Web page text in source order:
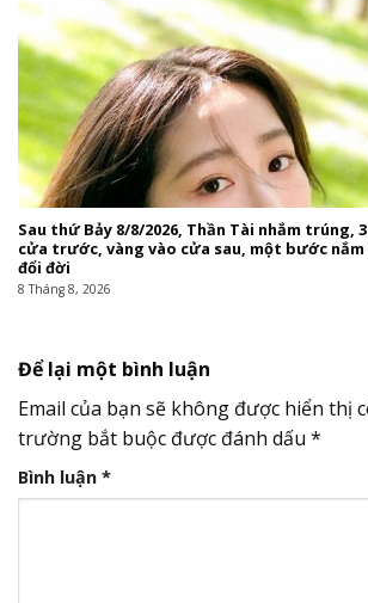
Sau thứ Bảy 8/8/2026, Thần Tài nhắm trúng,
cửa trước, vàng vào cửa sau, một bước
đổi đời
8 Tháng 8, 2026
Để lại một bình luận
Email của bạn sẽ không được hiển thị
trường bắt buộc được đánh dấu *
Bình luận *